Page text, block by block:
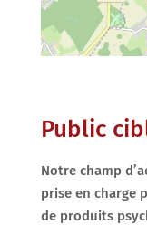
Public
Notre champ
prise en charge
de produits